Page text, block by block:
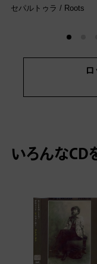
セパルトゥラ / Roots
いろんなCD